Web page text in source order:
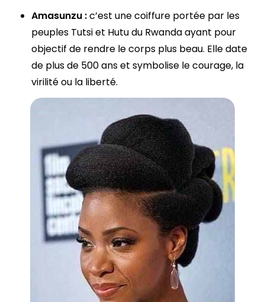
Amasunzu :c’est une coiffure portée par les
peuples Tutsi et Hutu du Rwanda ayant pour
objectif de rendre le corps plus beau. Elle date
de plus de 500 ans et symbolise le courage, la
virilité ou la liberté.